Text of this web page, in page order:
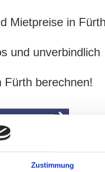
Zustimmung
Mietpreise in Fürth
und unverbindlich
Fürth berechnen!
jetzt bewerten